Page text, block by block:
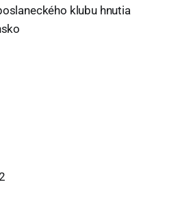
klubu hnutia